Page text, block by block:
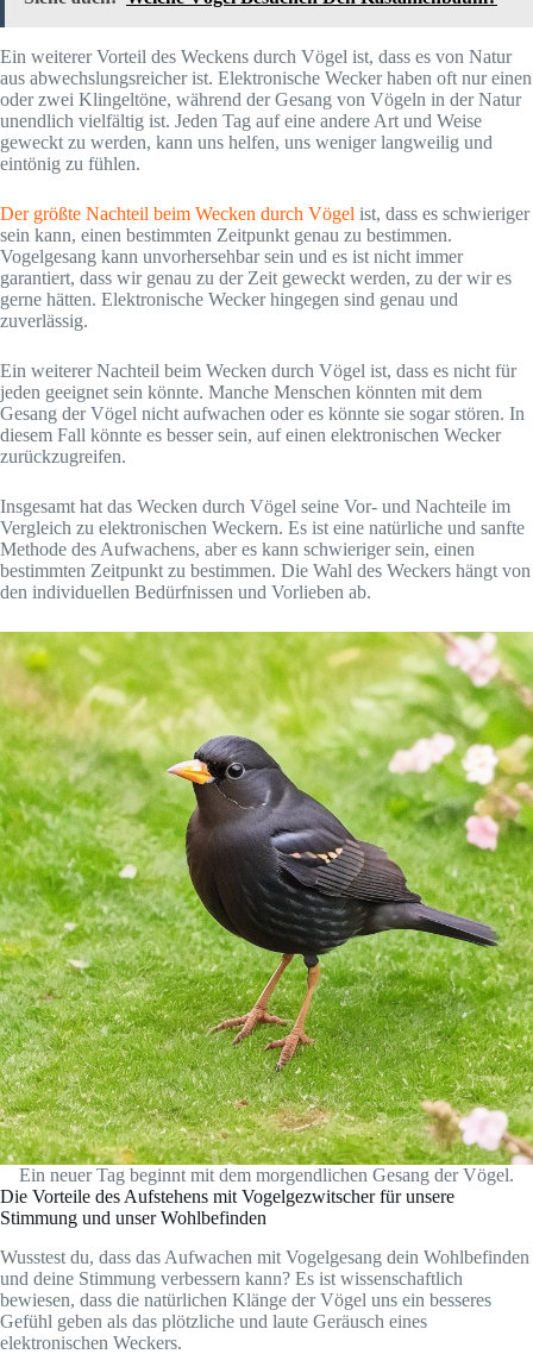
Ein weiterer Vorteil des Weckens durch Vögel ist, dass es von Natur
aus abwechslungsreicher ist. Elektronische Wecker haben oft nur einen
oder zwei Klingeltöne, während der Gesang von Vögeln in der Natur
unendlich vielfältig ist. Jeden Tag auf eine andere Art und Weise
geweckt zu werden, kann uns helfen, uns weniger langweilig und
eintönig zu fühlen.
Der größte Nachteil beim Wecken durch Vögel ist, dass es schwieriger
sein kann, einen bestimmten Zeitpunkt genau zu bestimmen.
Vogelgesang kann unvorhersehbar sein und es ist nicht immer
garantiert, dass wir genau zu der Zeit geweckt werden, zu der wir es
gerne hätten. Elektronische Wecker hingegen sind genau und
zuverlässig.
Ein weiterer Nachteil beim Wecken durch Vögel ist, dass es nicht für
jeden geeignet sein könnte. Manche Menschen könnten mit dem
Gesang der Vögel nicht aufwachen oder es könnte sie sogar stören. In
diesem Fall könnte es besser sein, auf einen elektronischen Wecker
zurückzugreifen.
Insgesamt hat das Wecken durch Vögel seine Vor- und Nachteile im
Vergleich zu elektronischen Weckern. Es ist eine natürliche und sanfte
Methode des Aufwachens, aber es kann schwieriger sein, einen
bestimmten Zeitpunkt zu bestimmen. Die Wahl des Weckers hängt von
den individuellen Bedürfnissen und Vorlieben ab.
Ein neuer Tag beginnt mit dem morgendlichen Gesang der Vögel.
Die Vorteile des Aufstehens mit Vogelgezwitscher für unsere
Stimmung und unser Wohlbefinden
Wusstest du, dass das Aufwachen mit Vogelgesang dein Wohlbefinden
und deine Stimmung verbessern kann? Es ist wissenschaftlich
bewiesen, dass die natürlichen Klänge der Vögel uns ein besseres
Gefühl geben als das plötzliche und laute Geräusch eines
elektronischen Weckers.